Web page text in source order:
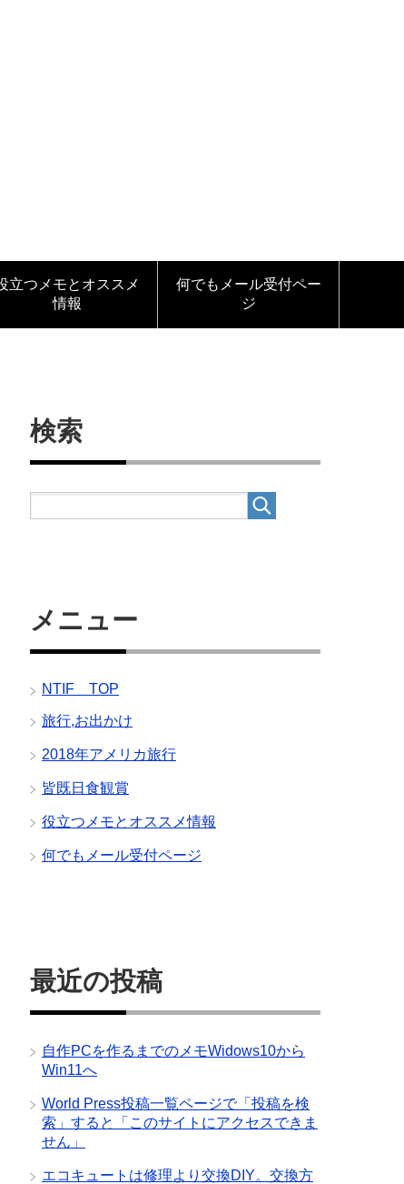
立つメモとオススメ
情報
何でもメール受付ペー
ジ
検索
メニュー
NTIF TOP
旅行,お出かけ
2018年アメリカ旅行
皆既日食観賞
役立つメモとオススメ情報
何でもメール受付ページ
最近の投稿
自作PCを作るまでのメモWidows10から
Win11へ
World Press投稿一覧ページで「投稿を検
索」すると「このサイトにアクセスできま
せん」
エコキュートは修理より交換DIY。交換方